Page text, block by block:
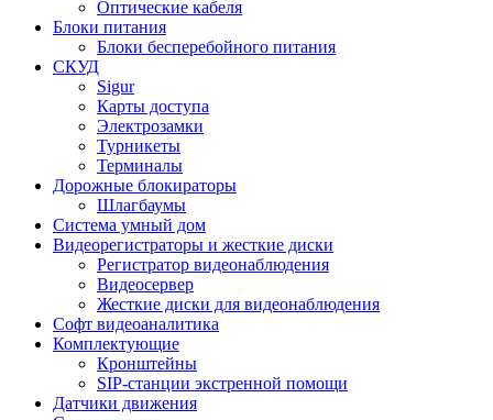
Оптические кабеля
Блоки питания
Блоки бесперебойного питания
СКУД
Sigur
Карты доступа
Электрозамки
Турникеты
Терминалы
Дорожные блокираторы
Шлагбаумы
Cистема умный дом
Видеорегистраторы и жесткие диски
Регистратор видеонаблюдения
Видеосервер
Жесткие диски для видеонаблюдения
Софт видеоаналитика
Комплектующие
Кронштейны
SIP-станции экстренной помощи
Датчики движения